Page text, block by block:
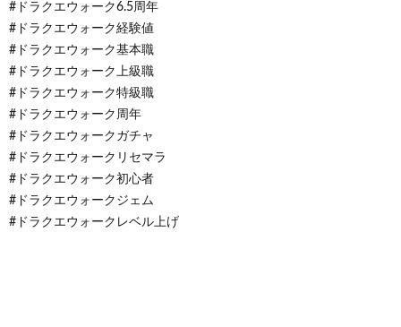
#ドラクエウォーク6.5周年
#ドラクエウォーク経験値
#ドラクエウォーク基本職
#ドラクエウォーク上級職
#ドラクエウォーク特級職
#ドラクエウォーク周年
#ドラクエウォークガチャ
#ドラクエウォークリセマラ
#ドラクエウォーク初心者
#ドラクエウォークジェム
#ドラクエウォークレベル上げ